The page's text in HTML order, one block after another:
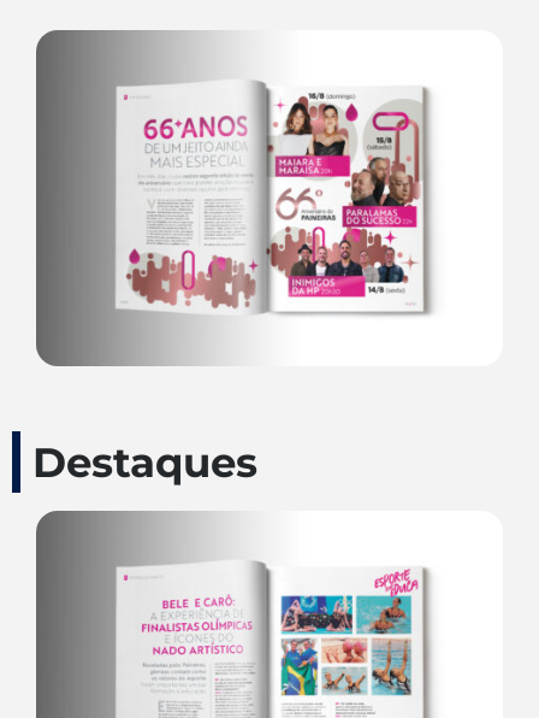
Destaques